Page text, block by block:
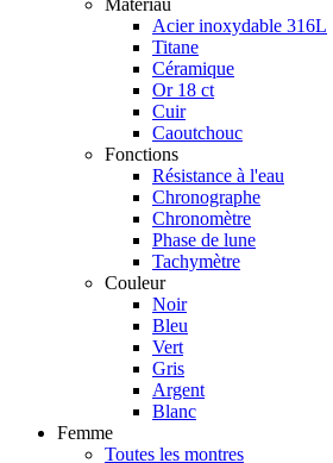
Acier inoxydable 316L
Titane
Céramique
Or 18 ct
Cuir
Caoutchouc
Fonctions
Résistance à l'eau
Chronographe
Chronomètre
Phase de lune
Tachymètre
Couleur
Noir
Bleu
Vert
Gris
Argent
Blanc
Femme
Toutes les montres